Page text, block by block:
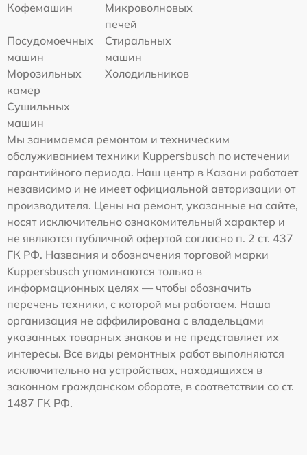
Кофемашин
Микроволновых
печей
Посудомоечных
машин
Стиральных
машин
Морозильных
камер
Холодильников
Сушильных
машин
Мы занимаемся ремонтом и техническим
обслуживанием техники Kuppersbusch по истечении
гарантийного периода. Наш центр в Казани работает
независимо и не имеет официальной авторизации от
производителя. Цены на ремонт, указанные на сайте,
носят исключительно ознакомительный характер и
не являются публичной офертой согласно п. 2 ст. 437
ГК РФ. Названия и обозначения торговой марки
Kuppersbusch упоминаются только в
информационных целях — чтобы обозначить
перечень техники, с которой мы работаем. Наша
организация не аффилирована с владельцами
указанных товарных знаков и не представляет их
интересы. Все виды ремонтных работ выполняются
исключительно на устройствах, находящихся в
законном гражданском обороте, в соответствии со ст.
1487 ГК РФ.